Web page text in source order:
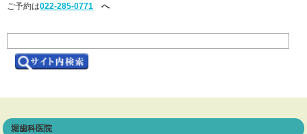
ご予約は022-285-0771 へ
堀歯科医院